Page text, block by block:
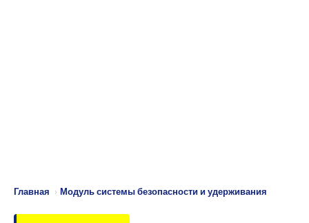
Главная › Модуль системы безопасности и удерживания